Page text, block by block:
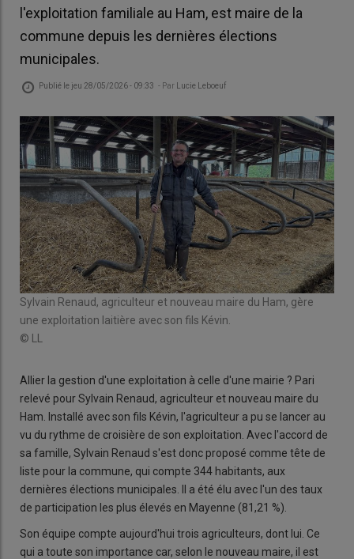
l'exploitation familiale au Ham, est maire de la
commune depuis les dernières élections
municipales.
Publié le jeu 28/05/2026 - 09:33 - Par Lucie Leboeuf
Sylvain Renaud, agriculteur et nouveau maire du Ham, gère
une exploitation laitière avec son fils Kévin.
© LL
Allier la gestion d'une exploitation à celle d'une mairie ? Pari
relevé pour Sylvain Renaud, agriculteur et nouveau maire du
Ham. Installé avec son fils Kévin, l'agriculteur a pu se lancer au
vu du rythme de croisière de son exploitation. Avec l'accord de
sa famille, Sylvain Renaud s'est donc proposé comme tête de
liste pour la commune, qui compte 344 habitants, aux
dernières élections municipales. Il a été élu avec l'un des taux
de participation les plus élevés en Mayenne (81,21 %).
Son équipe compte aujourd'hui trois agriculteurs, dont lui. Ce
qui a toute son importance car, selon le nouveau maire, il est